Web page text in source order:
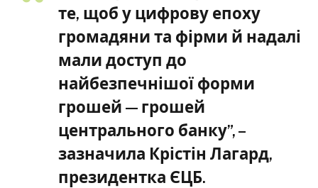
те, щоб у цифрову епоху
громадяни та фірми й надалі
мали доступ до
найбезпечнішої форми
грошей — грошей
центрального банку”, –
зазначила Крістін Лагард,
президентка ЄЦБ.